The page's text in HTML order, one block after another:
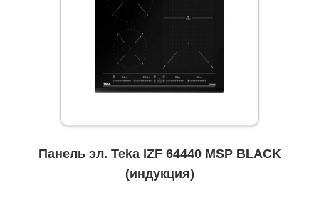
Панель эл. Teka IZF 64440 MSP BLACK
(индукция)